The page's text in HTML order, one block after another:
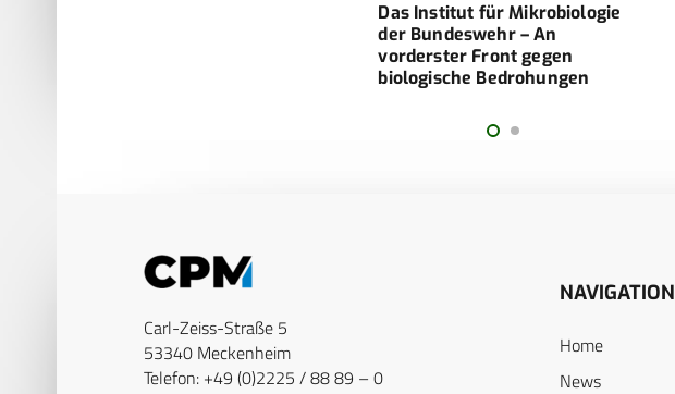
Das Institut für Mikrobiologie
der Bundeswehr – An
vorderster Front gegen
biologische Bedrohungen
Carl-Zeiss-Straße 5
53340 Meckenheim
Telefon: +49 (0)2225 / 88 89 – 0
NAVIGATION
Home
News